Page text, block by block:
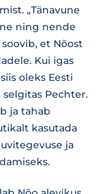
„Tänavune
ning nende
et Nõost
Kui igas
oleks Eesti
Pechter.
ja tahab
kasutada
ja